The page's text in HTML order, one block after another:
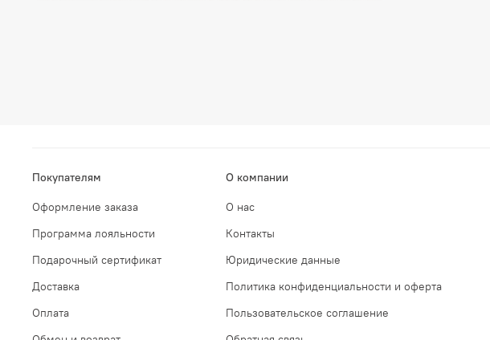
Покупателям
Оформление заказа
Программа лояльности
Подарочный сертификат
Доставка
Оплата
О компании
О нас
Контакты
Юридические данные
Политика конфиденциальности и оферта
Пользовательское соглашение